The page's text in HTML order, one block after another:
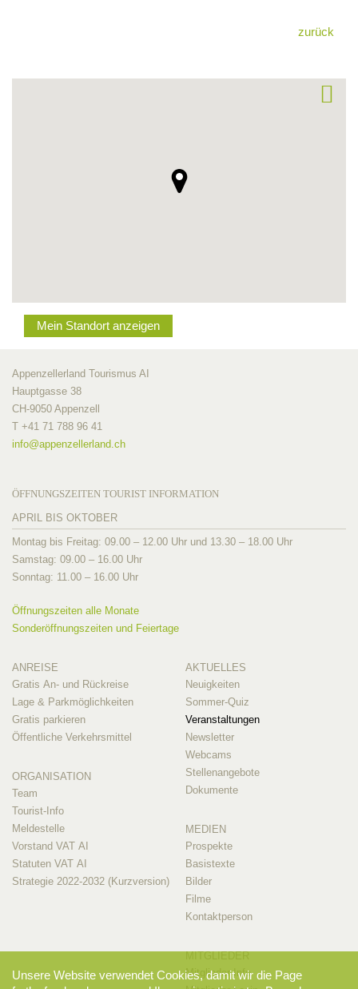
zurück
Mein Standort anzeigen
Appenzellerland Tourismus AI
Hauptgasse 38
CH-9050 Appenzell
T +41 71 788 96 41
info@appenzellerland.ch
ÖFFNUNGSZEITEN TOURIST INFORMATION
APRIL BIS OKTOBER
Montag bis Freitag: 09.00 – 12.00 Uhr und 13.30 – 18.00 Uhr
Samstag: 09.00 – 16.00 Uhr
Sonntag: 11.00 – 16.00 Uhr
Öffnungszeiten alle Monate
Sonderöffnungszeiten und Feiertage
ANREISE
Gratis An- und Rückreise
Lage & Parkmöglichkeiten
Gratis parkieren
Öffentliche Verkehrsmittel
ORGANISATION
Team
Tourist-Info
Meldestelle
Vorstand VAT AI
Statuten VAT AI
Strategie 2022-2032 (Kurzversion)
AKTUELLES
Neuigkeiten
Sommer-Quiz
Veranstaltungen
Newsletter
Webcams
Stellenangebote
Dokumente
MEDIEN
Prospekte
Basistexte
Bilder
Filme
Kontaktperson
Mitglieder-Info
Unsere Website verwendet Cookies, damit wir die Page